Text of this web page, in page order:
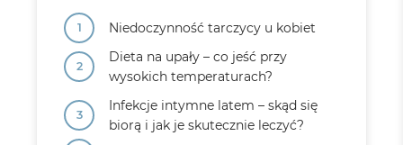
Niedoczynność tarczycy u kobiet
Dieta na upały – co jeść przy
wysokich temperaturach?
Infekcje intymne latem – skąd się
biorą i jak je skutecznie leczyć?